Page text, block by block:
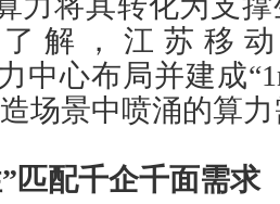
解，江苏移
中心布局并建成
场景中喷涌的算
匹配千企千面需求